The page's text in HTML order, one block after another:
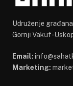
Udruženje
Gornji Vakuf-
Email:
Marketing: